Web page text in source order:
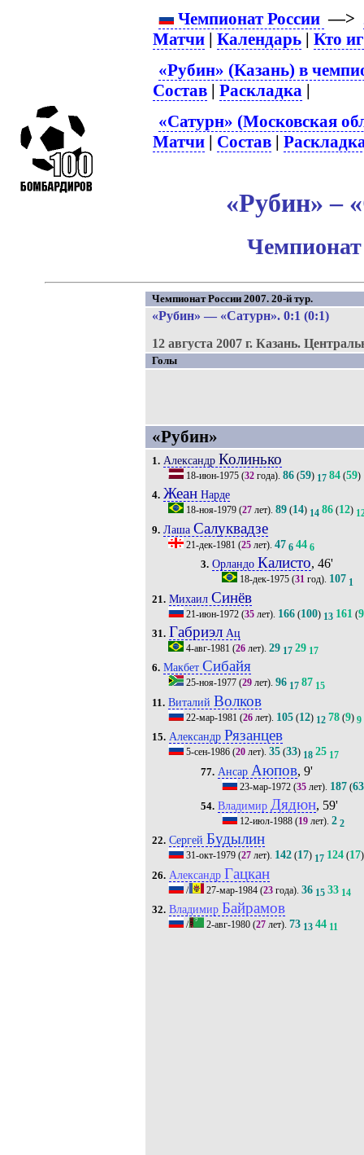
Чемпионат России —>
Матчи |Календарь |Кто
«Рубин» (Казань) в
Состав |Раскладка |
«Сатурн» (Московская
Матчи | Состав |
«Рубин» –
Чемпионат
Чемпионат России 2007. 20-й тур.
«Рубин» — «Сатурн». 0:1 (0:1)
12 августа 2007 г. Казань.
Голы
«Рубин»
1. Александр Колинько
18-июн-1975(32года). 86(59) 17 84(59)
4. ЖеанНарде
18-ноя-1979(27лет). 89(14) 14 86(12)
9. Лаша Салуквадзе
21-дек-1981 (25лет). 47 6 44 6
3. Орландо Калисто, 46'
18-дек-1975 (31 год). 107 1
21. Михаил Синёв
21-июн-1972(35лет). 166(100) 13 161 (
31. ГабриэлАц
4-авг-1981 (26лет). 29 17 29 17
6. Макбет Сибайя
25-ноя-1977(29лет). 96 17 87 15
11. Виталий Волков
22-мар-1981 (26лет). 105(12) 12 78(9) 9
15. Александр Рязанцев
5-сен-1986(20лет). 35(33) 18 25 17
77. Ансар Аюпов, 9'
23-мар-1972 (35 лет). 187 (63
54. Владимир Дядюн, 59'
12-июл-1988 (19 лет).2 2
22. Сергей Будылин
31-окт-1979(27лет). 142(17) 17 124(17)
26. Александр Гацкан
/ 27-мар-1984(23года). 36 15 33 14
32. Владимир Байрамов
/ 2-авг-1980(27лет). 73 13 44 11